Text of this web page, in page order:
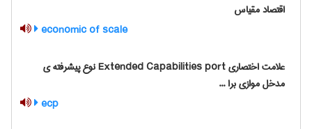
اقتصاد مقیاس
economic of scale
علامت اختصاری Extended Capabilities port نوع پیشرفته ی
مدخل موازی برا ...
ecp